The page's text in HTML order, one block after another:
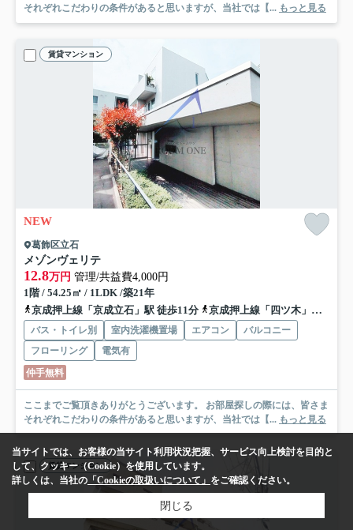
それぞれこだわりの条件があると思いますが、当社では【... もっと見る
賃貸マンション
NEW
葛飾区立石
メゾンヴェリテ
12.8万円 管理/共益費4,000円
1階 / 54.25㎡ / 1LDK /築21年
京成押上線「京成立石」駅 徒歩11分
京成押上線「四ツ木」駅 徒歩15分
バス・トイレ別 室内洗濯機置場 エアコン
バルコニー
フローリング
電気有
仲手無料
ここまでご覧頂きありがとうございます。 お部屋探しの際には、皆さま
それぞれこだわりの条件があると思いますが、当社では【... もっと見る
賃貸マンション
当サイトでは、お客様の当サイト利用状況把握、サービス向上検討を目的と
して、クッキー（Cookie）を使用しています。
詳しくは、当社の 「Cookieの取扱いについて」 をご確認ください。
閉じる